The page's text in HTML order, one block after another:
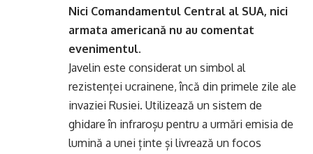
Nici Comandamentul Central al SUA, nici
armata americană nu au comentat
evenimentul.
Javelin este considerat un simbol al
rezistenței ucrainene, încă din primele zile ale
invaziei Rusiei. Utilizează un sistem de
ghidare în infraroșu pentru a urmări emisia de
lumină a unei ținte și livrează un focos